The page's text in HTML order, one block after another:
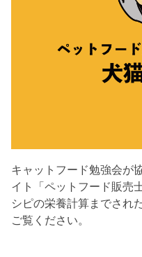
キャットフード勉強会が
イト「ペットフード販売
シピの栄養計算までされ
ご覧ください。